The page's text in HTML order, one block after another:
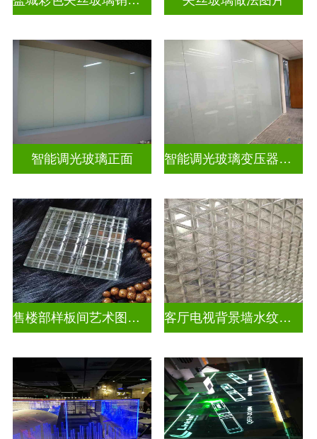
智能调光玻璃正面 智能调光玻璃变压器的型号怎么看
售楼部样板间艺术图案车刻玻璃 客厅电视背景墙水纹车刻玻璃